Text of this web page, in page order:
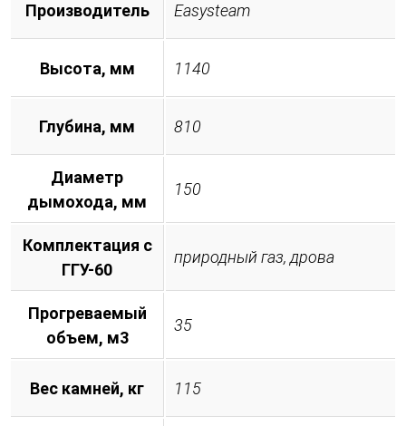
Производитель Easysteam
Высота, мм 1140
Глубина, мм 810
Диаметр
дымохода, мм
150
Комплектация с
ГГУ-60
природный газ, дрова
Прогреваемый
объем, м3
35
Вес камней, кг 115